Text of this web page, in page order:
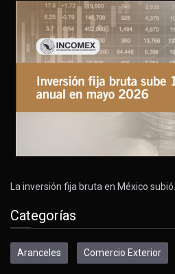
La inversión fija bruta en México subió…
Categorías
Aranceles Comercio Exterior